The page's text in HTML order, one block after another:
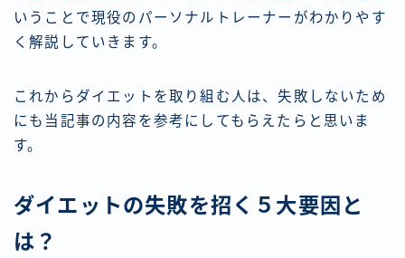
いうことで現役のパーソナルトレーナーがわかりやす
く解説していきます。
これからダイエットを取り組む人は、失敗しないため
にも当記事の内容を参考にしてもらえたらと思いま
す。
ダイエットの失敗を招く５大要因と
は？